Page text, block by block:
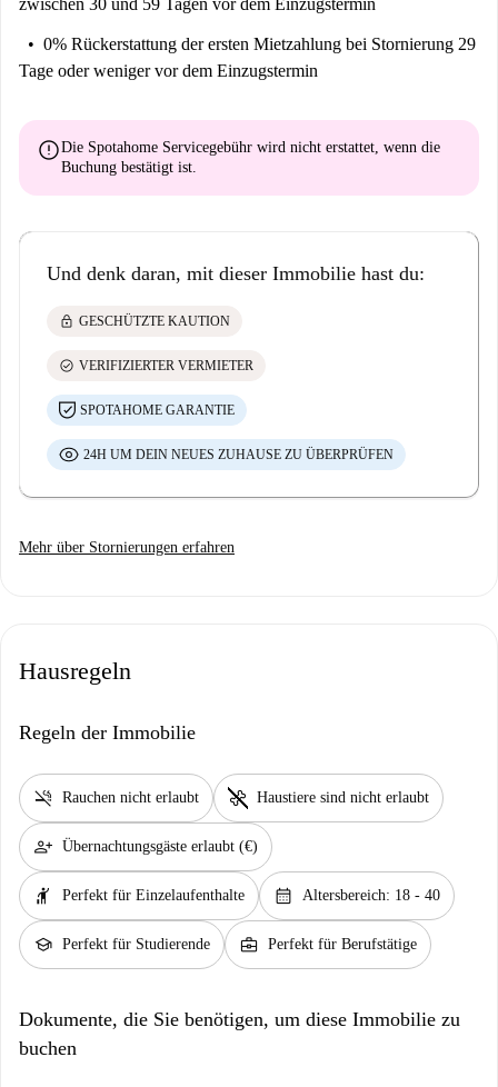
0% Rückerstattung der ersten Mietzahlung bei Stornierung 29
Tage oder weniger vor dem Einzugstermin
errorDie Spotahome Servicegebühr wird nicht erstattet , wenn die
Buchung bestätigt ist.
Und denk daran, mit dieser Immobilie hast du:
lock GESCHÜTZTE KAUTION
check_circle VERIFIZIERTER VERMIETER
SPOTAHOME GARANTIE
24H UM DEIN NEUES ZUHAUSE ZU ÜBERPRÜFEN
Mehr über Stornierungen erfahren
Hausregeln
Regeln der Immobilie
smoke_free Rauchen nicht erlaubt pet_supplies Haustiere sind nicht erlaubt
person_add Übernachtungsgäste erlaubt (€)
hail Perfekt für Einzelaufenthalte calendar_month Altersbereich: 18 - 40
school Perfekt für Studierende business_center Perfekt für Berufstätige
Dokumente, die Sie benötigen, um diese Immobilie zu
buchen